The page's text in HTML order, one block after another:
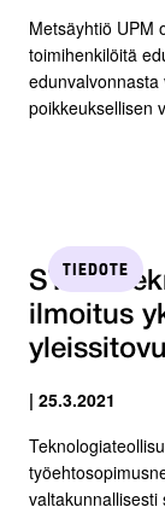
Metsäyhtiö UPM
toimihenkilöitä
poikkeuksellisen
TIEDOTE
STTK:
ilmoitus
| 25.3.2021
valtakunnallisesti